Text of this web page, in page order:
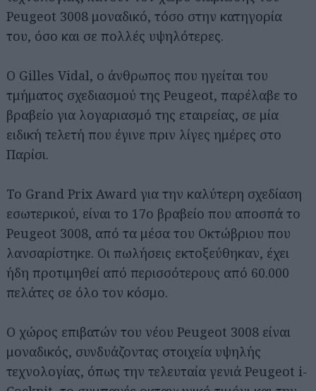
Peugeot 3008 μοναδικό, τόσο στην κατηγορία
του, όσο και σε πολλές υψηλότερες.
Ο Gilles Vidal, ο άνθρωπος που ηγείται του
τμήματος σχεδιασμού της Peugeot, παρέλαβε το
βραβείο για λογαριασμό της εταιρείας, σε μία
ειδική τελετή που έγινε πριν λίγες ημέρες στο
Παρίσι.
Το Grand Prix Award για την καλύτερη σχεδίαση
εσωτερικού, είναι το 17ο βραβείο που αποσπά το
Peugeot 3008, από τα μέσα του Οκτώβριου που
λανσαρίστηκε. Οι πωλήσεις εκτοξεύθηκαν, έχει
ήδη προτιμηθεί από περισσότερους από 60.000
πελάτες σε όλο τον κόσμο.
Ο χώρος επιβατών του νέου Peugeot 3008 είναι
μοναδικός, συνδυάζοντας στοιχεία υψηλής
τεχνολογίας, όπως την τελευταία γενιά Peugeot i-